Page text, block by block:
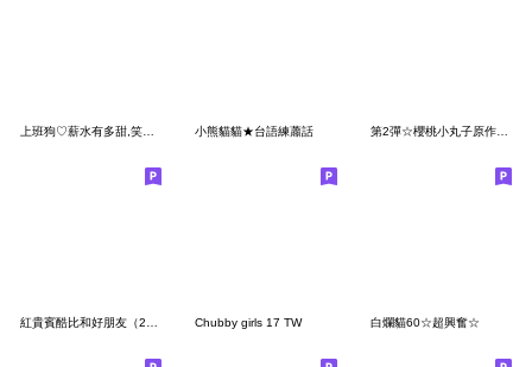
小熊貓貓★台語練蕭話 第2彈☆櫻桃小丸子原作漫畫風貼圖
Chubby girls 17 TW 白爛貓60☆超興奮☆